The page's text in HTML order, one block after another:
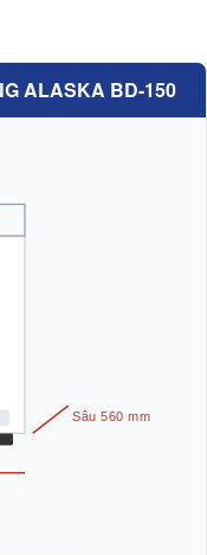
ALASKA BD-150
Sâu 560 mm